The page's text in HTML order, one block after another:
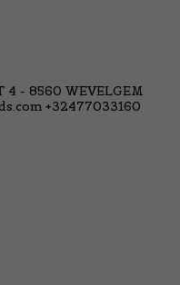
4 - 8560 WEVELGEM
+32477033160